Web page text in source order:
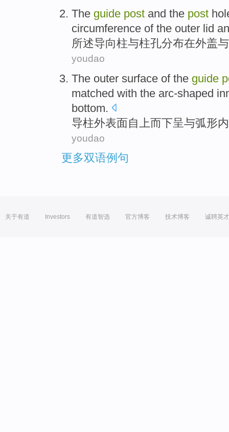
The guide post and the post
circumference ofthe outer lid
所述导向柱与柱孔分布在外盖与
youdao
The outer surface of the guide
matched with the arc-shaped
bottom.
导柱外表面自上而下呈与弧形内
youdao
更多双语例句
关于有道 Investors 有道智选 官方博客 技术博客 诚聘英才